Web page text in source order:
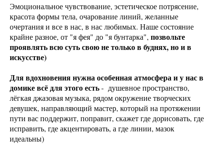
Эмоциональное чувствование, эстетическое потрясение,
красота формы тела, очарование линий, желанные
очертания и все в нас, в нас любимых. Наше состояние
крайне разное, от "я фея" до "я бунтарка", позвольте
проявлять всю суть свою не только в буднях, но и в
искусстве)
Для вдохновения нужна особенная атмосфера и у нас в
домике всё для этого есть- душевное пространство,
лёгкая джазовая музыка, рядом окружение творческих
девушек, направляющий мастер, который на протяжении
пути вас поддержит, поправит, скажет где дорисовать, где
исправить, где акцентировать, а где линии, мазок
идеальны)